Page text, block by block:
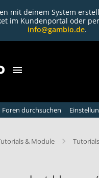
mit deinem System
im Kundenportal oder
info@gambio.de.
Foren durchsuchen
& Module